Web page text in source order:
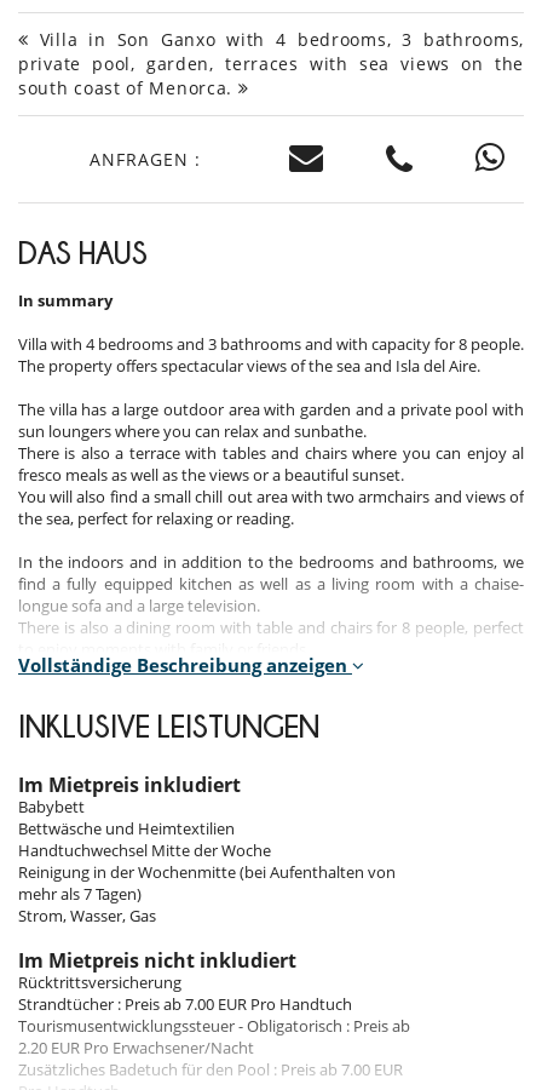
Villa in Son Ganxo with 4 bedrooms, 3 bathrooms,
private pool, garden, terraces with sea views on the
south coast of Menorca.
ANFRAGEN :
DAS HAUS
In summary
Villa with 4 bedrooms and 3 bathrooms and with capacity for 8 people.
The property offers spectacular views of the sea and Isla del Aire.
The villa has a large outdoor area with garden and a private pool with
sun loungers where you can relax and sunbathe.
There is also a terrace with tables and chairs where you can enjoy al
fresco meals as well as the views or a beautiful sunset.
You will also find a small chill out area with two armchairs and views of
the sea, perfect for relaxing or reading.
In the indoors and in addition to the bedrooms and bathrooms, we
find a fully equipped kitchen as well as a living room with a chaise-
longue sofa and a large television.
There is also a dining room with table and chairs for 8 people, perfect
south of Menorca, in Sant Luis.
Its proximity to the sea as well as the incredible beaches and
Bedrooms
Room 1
Room, 1st floor. This bedroom has 1 double bed. This bedroom
includes also air conditioning.
Room 2
Room, 1st floor, direct access to the garden, direct access to the
terrace. This bedroom has 2 single bed. This bedroom includes also air
conditioning.
Room 3
Room, 1st floor, direct access to the garden, direct access to the
Vollständige Beschreibung anzeigen
INKLUSIVE LEISTUNGEN
Im Mietpreis inkludiert
Babybett
Bettwäsche und Heimtextilien
Handtuchwechsel Mitte der Woche
Reinigung in der Wochenmitte (bei Aufenthalten von
mehr als 7 Tagen)
Strom, Wasser, Gas
Im Mietpreis nicht inkludiert
Rücktrittsversicherung
Strandtücher : Preis ab 7.00 EUR Pro Handtuch
Tourismusentwicklungssteuer - Obligatorisch : Preis ab
2.20 EUR Pro Erwachsener/Nacht
Zusätzliches Badetuch für den Pool : Preis ab 7.00 EUR